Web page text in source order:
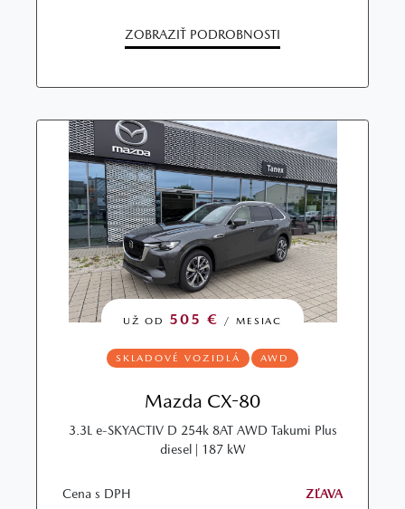
ZOBRAZIŤ PODROBNOSTI
UŽ OD 505 € / MESIAC
SKLADOVÉ VOZIDLÁ AWD
Mazda CX-80
3.3L e‑SKYACTIV D 254k 8AT AWD Takumi Plus
diesel | 187 kW
Cena s DPH ZĽAVA